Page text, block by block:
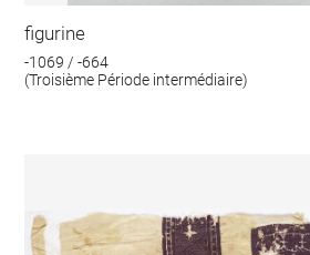
figurine
-1069 / -664
(Troisième Période intermédiaire)